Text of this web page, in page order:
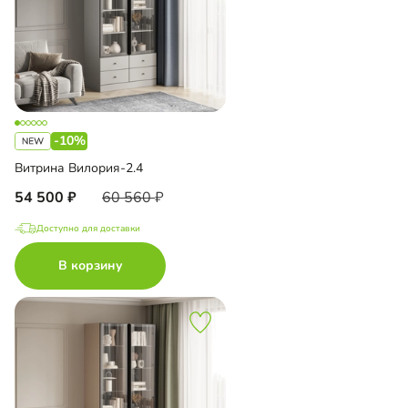
-10%
Витрина Вилория-2.4
54 500 60 560
Доступно для доставки
В корзину